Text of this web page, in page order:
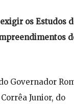
os Estudos
Governador
Junior, do